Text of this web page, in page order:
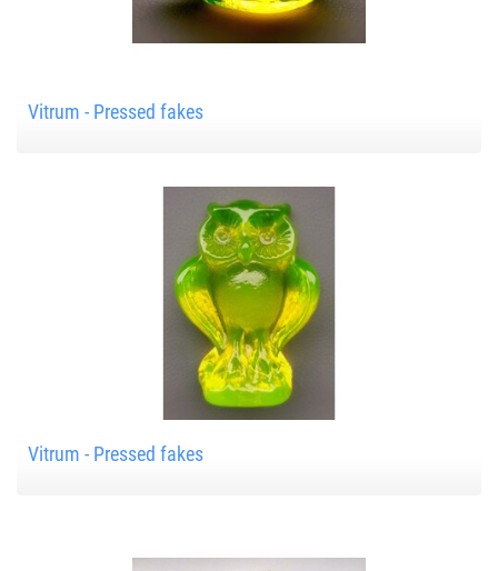
Vitrum - Pressed fakes
Vitrum - Pressed fakes